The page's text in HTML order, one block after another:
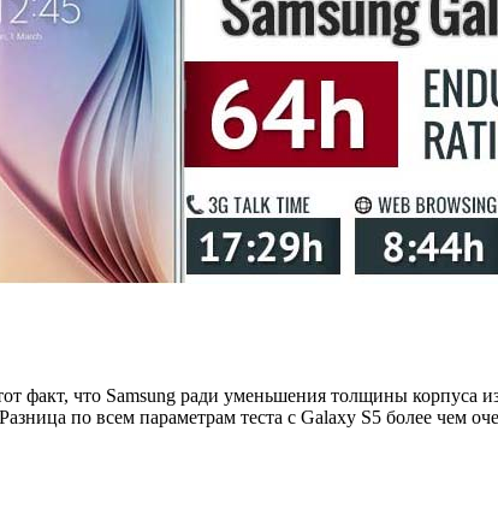
факт, что Samsung ради уменьшения толщины
по всем параметрам теста с Galaxy S5 более чем